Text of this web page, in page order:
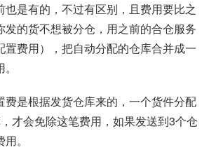
也是有的，不过有区别，且费用要比之
发的货不想被分仓，用之前的合仓服务
置费用），把自动分配的仓库合并成一
费是根据发货仓库来的，一个货件分配
才会免除这笔费用，如果发送到3个仓
。